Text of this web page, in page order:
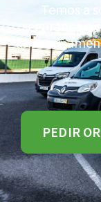
Temos a
segurança e
PEDIR